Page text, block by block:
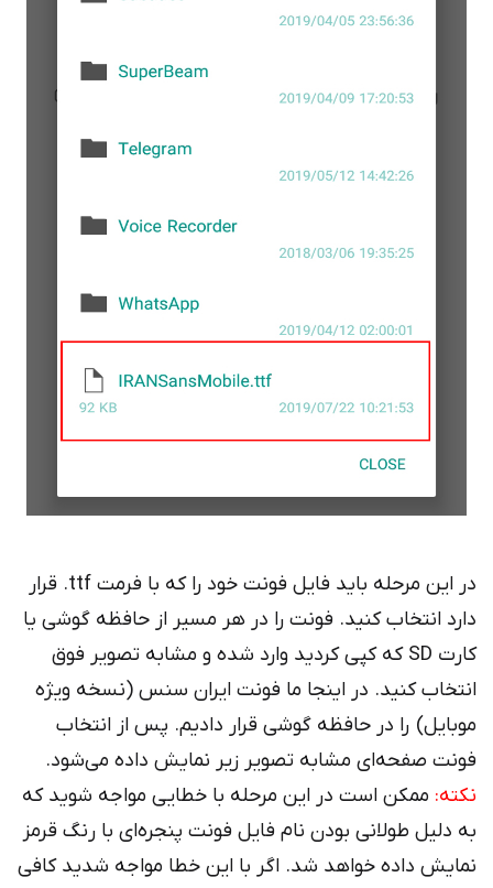
در این مرحله باید فایل فونت خود را که با فرمت ttf. قرار
دارد انتخاب کنید. فونت را در هر مسیر از حافظه گوشی یا
کارت SD که کپی کردید وارد شده و مشابه تصویر فوق
انتخاب کنید. در اینجا ما فونت ایران سنس (نسخه ویژه
موبایل) را در حافظه گوشی قرار دادیم. پس از انتخاب
فونت صفحه‌ای مشابه تصویر زیر نمایش داده می‌شود.
نکته: ممکن است در این مرحله با خطایی مواجه شوید که
به دلیل طولانی بودن نام فایل فونت پنجره‌ای با رنگ قرمز
نمایش داده خواهد شد. اگر با این خطا مواجه شدید کافی